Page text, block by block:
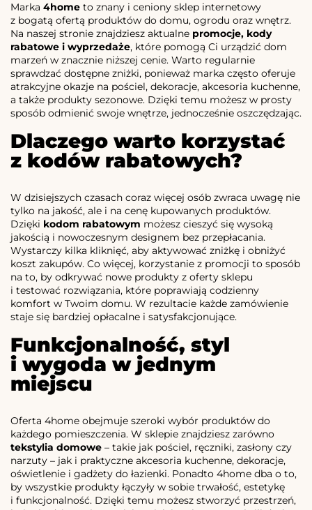
Marka 4home to znany i ceniony sklep internetowy
z bogatą ofertą produktów do domu, ogrodu oraz wnętrz.
Na naszej stronie znajdziesz aktualne promocje, kody
rabatowe i wyprzedaże, które pomogą Ci urządzić dom
marzeń w znacznie niższej cenie. Warto regularnie
sprawdzać dostępne zniżki, ponieważ marka często oferuje
atrakcyjne okazje na pościel, dekoracje, akcesoria kuchenne,
a także produkty sezonowe. Dzięki temu możesz w prosty
sposób odmienić swoje wnętrze, jednocześnie oszczędzając.
Dlaczego warto korzystać
z kodów rabatowych?
W dzisiejszych czasach coraz więcej osób zwraca uwagę nie
tylko na jakość, ale i na cenę kupowanych produktów.
Dzięki kodom rabatowym możesz cieszyć się wysoką
jakością i nowoczesnym designem bez przepłacania.
Wystarczy kilka kliknięć, aby aktywować zniżkę i obniżyć
koszt zakupów. Co więcej, korzystanie z promocji to sposób
na to, by odkrywać nowe produkty z oferty sklepu
i testować rozwiązania, które poprawiają codzienny
komfort w Twoim domu. W rezultacie każde zamówienie
staje się bardziej opłacalne i satysfakcjonujące.
Funkcjonalność, styl
i wygoda w jednym
miejscu
Oferta 4home obejmuje szeroki wybór produktów do
każdego pomieszczenia. W sklepie znajdziesz zarówno
tekstylia domowe – takie jak pościel, ręczniki, zasłony czy
narzuty – jak i praktyczne akcesoria kuchenne, dekoracje,
oświetlenie i gadżety do łazienki. Ponadto 4home dba o to,
by wszystkie produkty łączyły w sobie trwałość, estetykę
i funkcjonalność. Dzięki temu możesz stworzyć przestrzeń,